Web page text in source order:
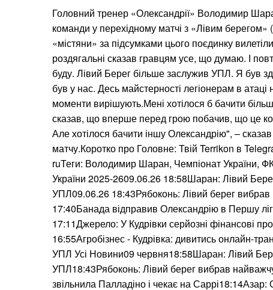
Головний тренер «Олександрії» Володимир
команди у перехідному матчі з «Лівим
«містяни» за підсумками цього поєдинку
роздягальні сказав гравцям усе, що думаю. І
буду. Лівий Берег більше заслужив УПЛ. Я був
був у нас. Десь майстерності легіонерам в атаці
моменти вирішують.Мені хотілося б бачити
сказав, що вперше перед грою побачив, що це
Але хотілося бачити іншу Олександрію", –
матчу.Коротко про Головне: Твій Terrikon в
ruТеги: Володимир Шаран, Чемпіонат України,
України 2025-2609.06.26 18:58Шаран: Лівий
УПЛ09.06.26 18:43Рябоконь: Лівий берег
17:40Банада відправив Олександрію в Першу
17:11Джерело: У Кудрівки серйозні фінансові
16:55Агробізнес - Кудрівка: дивитись онлайн-
УПЛ Усі Новини09 червня18:58Шаран: Лівий
УПЛ18:43Рябоконь: Лівий берег вибрав
звільнила Палладіно і чекає на Саррі18:14Азар: